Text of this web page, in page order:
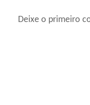
Deixe o primeiro